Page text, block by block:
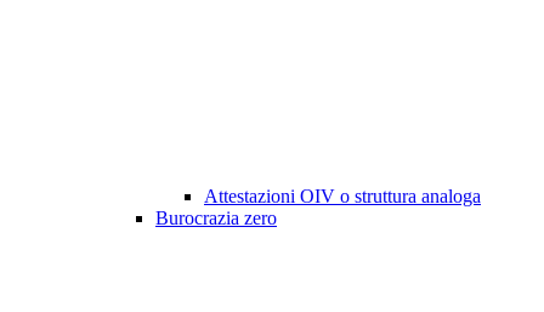
Attestazioni OIV o struttura analoga
Burocrazia zero